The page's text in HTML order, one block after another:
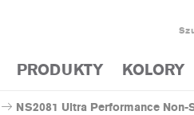
PRODUKTY KOLORY
NS2081 Ultra Performance Non-